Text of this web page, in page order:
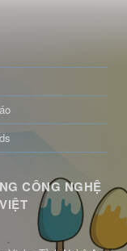
CÔNG NGHỆ